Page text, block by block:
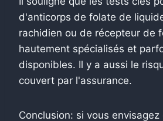
d'anticorps de folate de
rachidien ou de récepteur de
hautement spécialisés et
disponibles. Il y a aussi le
couvert par l'assurance.
Conclusion: si vous